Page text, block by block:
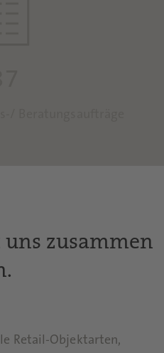
zusammen
Retail-Objektarten,